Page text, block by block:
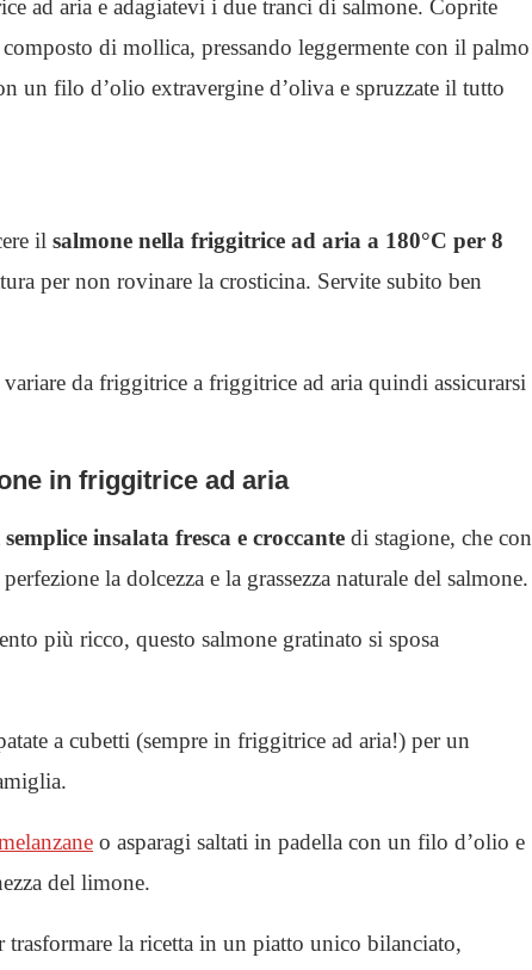
ad aria e adagiatevi i due tranci di salmone. Coprite
di mollica, pressando leggermente con il palmo
un filo d’olio extravergine d’oliva e spruzzate il tutto
il salmone nella friggitrice ad aria a 180°C per 8
per non rovinare la crosticina. Servite subito ben
da friggitrice a friggitrice ad aria quindi assicurarsi
in friggitrice ad aria
semplice insalata fresca e croccante di stagione, che con
la dolcezza e la grassezza naturale del salmone.
più ricco, questo salmone gratinato si sposa
a cubetti (sempre in friggitrice ad aria!) per un
o asparagi saltati in padella con un filo d’olio e
del limone.
trasformare la ricetta in un piatto unico bilanciato,